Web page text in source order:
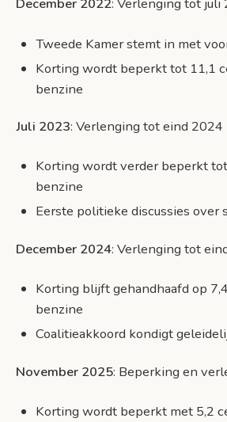
December 2022: Verlenging tot juli
Tweede Kamer stemt in met
Korting wordt beperkt tot 11,1
benzine
Juli 2023: Verlenging tot eind 2024
Korting wordt verder beperkt
benzine
Eerste politieke discussies over
December 2024: Verlenging tot
Korting blijft gehandhaafd op
benzine
Coalitieakkoord kondigt
November 2025: Beperking en
Korting wordt beperkt met 5,2